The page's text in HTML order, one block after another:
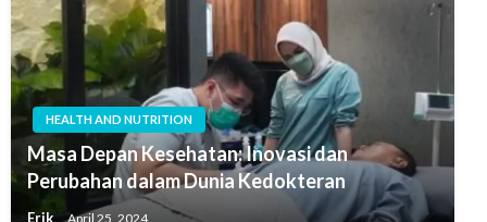
HEALTH AND NUTRITION
Masa Depan Kesehatan: Inovasi dan
Perubahan dalam Dunia Kedokteran
Erik April 25, 2024